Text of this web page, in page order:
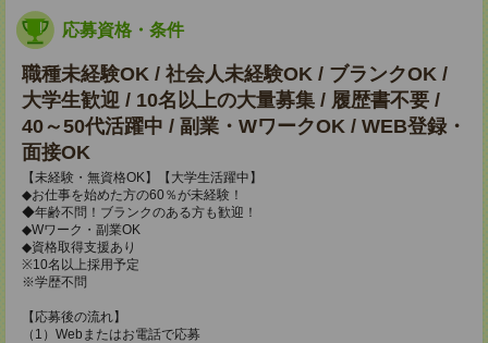
応募資格・条件
職種未経験OK / 社会人未経験OK / ブランクOK /
大学生歓迎 / 10名以上の大量募集 / 履歴書不要 /
40～50代活躍中 / 副業・WワークOK / WEB登録・
面接OK
【未経験・無資格OK】【大学生活躍中】
◆お仕事を始めた方の60％が未経験！
◆年齢不問！ブランクのある方も歓迎！
◆Wワーク・副業OK
◆資格取得支援あり
※10名以上採用予定
※学歴不問
【応募後の流れ】
（1）Webまたはお電話で応募